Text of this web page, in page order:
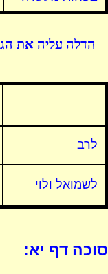
הדלה עליה את
לרב
לשמואל ולוי
סוכה דף יא: